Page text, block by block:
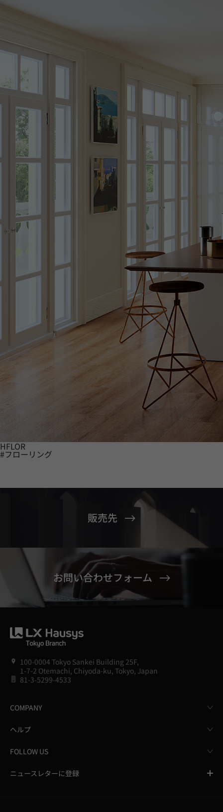
HFLOR
#フローリング
販売先
お問い合わせフォーム
100-0004 Tokyo Sankei Building 25F,
1-7-2 Otemachi, Chiyoda-ku, Tokyo, Japan
81-3-5299-4533
COMPANY
ヘルプ
FOLLOW US
ニュースレターに登録